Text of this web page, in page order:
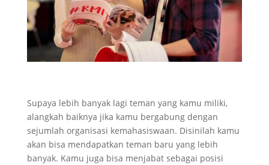
Supaya lebih banyak lagi teman yang kamu miliki,
alangkah baiknya jika kamu bergabung dengan
sejumlah organisasi kemahasiswaan. Disinilah kamu
akan bisa mendapatkan teman baru yang lebih
banyak. Kamu juga bisa menjabat sebagai posisi